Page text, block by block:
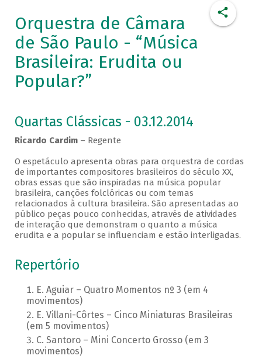
Orquestra de Câmara
de São Paulo - “Música
Brasileira: Erudita ou
Popular?”
Quartas Clássicas - 03.12.2014
Ricardo Cardim – Regente
O espetáculo apresenta obras para orquestra de cordas
de importantes compositores brasileiros do século XX,
obras essas que são inspiradas na música popular
brasileira, canções folclóricas ou com temas
relacionados à cultura brasileira. São apresentadas ao
público peças pouco conhecidas, através de atividades
de interação que demonstram o quanto a música
erudita e a popular se influenciam e estão interligadas.
Repertório
E. Aguiar – Quatro Momentos nº 3 (em 4
movimentos)
E. Villani-Côrtes – Cinco Miniaturas Brasileiras
(em 5 movimentos)
C. Santoro – Mini Concerto Grosso (em 3
movimentos)